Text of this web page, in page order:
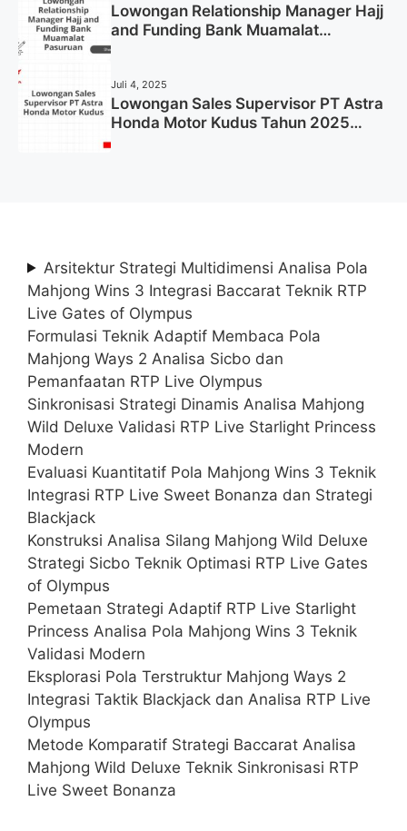
Lowongan Relationship Manager Hajj
and Funding Bank Muamalat
Juli 4, 2025
Lowongan Sales Supervisor PT Astra
Honda Motor Kudus Tahun 2025
Arsitektur Strategi Multidimensi Analisa Pola
Mahjong Wins 3 Integrasi Baccarat Teknik RTP
Live Gates of Olympus
Formulasi Teknik Adaptif Membaca Pola
Mahjong Ways 2 Analisa Sicbo dan
Pemanfaatan RTP Live Olympus
Sinkronisasi Strategi Dinamis Analisa Mahjong
Wild Deluxe Validasi RTP Live Starlight Princess
Modern
Evaluasi Kuantitatif Pola Mahjong Wins 3 Teknik
Integrasi RTP Live Sweet Bonanza dan Strategi
Blackjack
Konstruksi Analisa Silang Mahjong Wild Deluxe
Strategi Sicbo Teknik Optimasi RTP Live Gates
of Olympus
Pemetaan Strategi Adaptif RTP Live Starlight
Princess Analisa Pola Mahjong Wins 3 Teknik
Validasi Modern
Eksplorasi Pola Terstruktur Mahjong Ways 2
Integrasi Taktik Blackjack dan Analisa RTP Live
Olympus
Metode Komparatif Strategi Baccarat Analisa
Mahjong Wild Deluxe Teknik Sinkronisasi RTP
Live Sweet Bonanza